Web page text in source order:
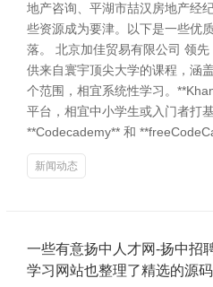
地产咨询、平湖市喆汉房地产经
些资源成为要津。以下是一些优
落。 北京加佳贸易有限公司 领
供来自寰宇顶尖大学的课程，涵
个范围，相宜系统性学习。
平台，相宜中小学生或入门者打
**Codecademy** 和
新闻动态
一些有意扬中人才网-扬中招
学习网站也整理了精选的源